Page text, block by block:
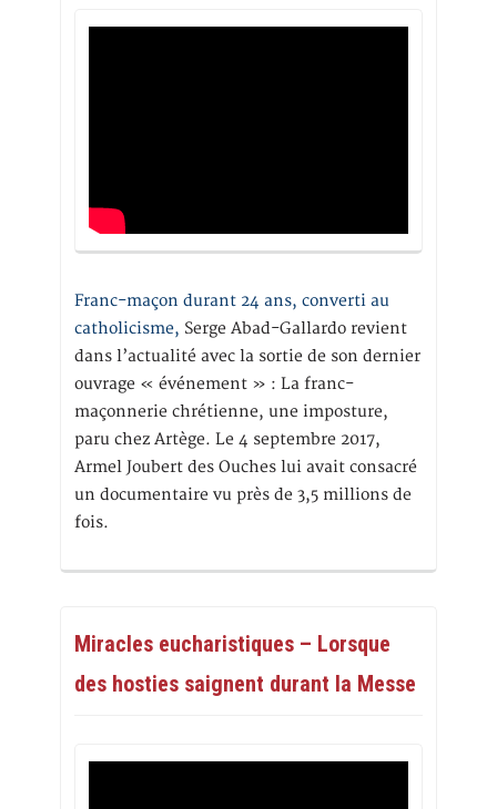
Franc-maçon durant 24 ans, converti au
catholicisme, Serge Abad-Gallardo revient
dans l’actualité avec la sortie de son dernier
ouvrage « événement » : La franc-
maçonnerie chrétienne, une imposture,
paru chez Artège. Le 4 septembre 2017,
Armel Joubert des Ouches lui avait consacré
un documentaire vu près de 3,5 millions de
fois.
Miracles eucharistiques – Lorsque
des hosties saignent durant la Messe